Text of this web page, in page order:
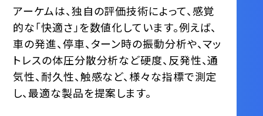
アーケムは、独⾃の評価技術によって、感覚
的な「快適さ」を数値化しています。例えば、
車の発進、停車、ターン時の振動分析や、マッ
トレスの体圧分散分析など硬度、反発性、通
気性、耐久性、触感など、様々な指標で測定
し、最適な製品を提案します。